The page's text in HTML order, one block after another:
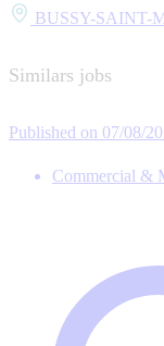
BUSSY-SAINT-
Similars jobs
Published on 07/08/
Commercial &